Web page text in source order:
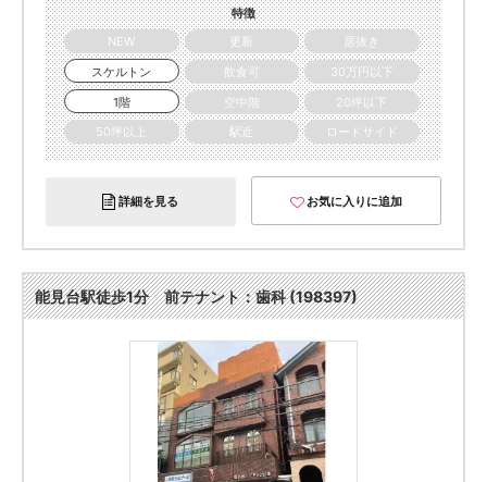
特徴
NEW
更新
居抜き
スケルトン
飲食可
30万円以下
1階
空中階
20坪以下
50坪以上
駅近 ロードサイド
詳細を見る お気に入りに追加
能見台駅徒歩1分 前テナント：歯科 (198397)